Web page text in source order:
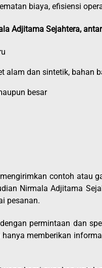
biaya, efisiensi
Adjitama Sejahtera,
alam dan sintetik, bahan
besar
contoh atau
Nirmala Adjitama
pesanan.
permintaan dan
memberikan